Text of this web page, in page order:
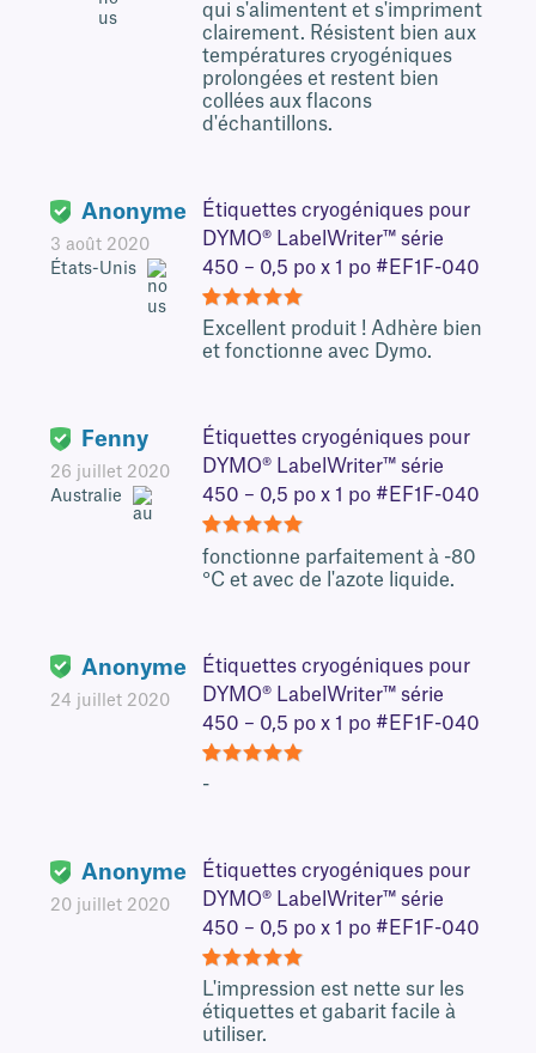
qui s'alimentent et s'impriment
clairement. Résistent bien aux
températures cryogéniques
prolongées et restent bien
collées aux flacons
d'échantillons.
Anonyme
3 août 2020
États-Unis
Étiquettes cryogéniques pour
DYMO® LabelWriter™ série
450 – 0,5 po x 1 po #EF1F-040
5Excellent produit ! Adhère bien
et fonctionne avec Dymo.
Fenny
26 juillet 2020
Australie
Étiquettes cryogéniques pour
DYMO® LabelWriter™ série
450 – 0,5 po x 1 po #EF1F-040
5
fonctionne parfaitement à -80
°C et avec de l'azote liquide.
Anonyme
24 juillet 2020
Étiquettes cryogéniques pour
DYMO® LabelWriter™ série
450 – 0,5 po x 1 po #EF1F-040
-
Anonyme
20 juillet 2020
Étiquettes cryogéniques pour
DYMO® LabelWriter™ série
450 – 0,5 po x 1 po #EF1F-040
5L'impression est nette sur les
étiquettes et gabarit facile à
utiliser.